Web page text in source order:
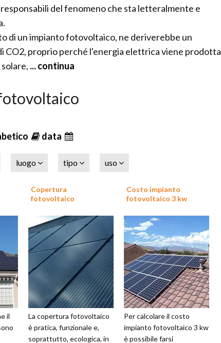
del fenomeno che sta letteralmente e
di un impianto fotovoltaico, ne deriverebbe un
CO2, proprio perché l'energia elettrica viene prodotta
... continua
data
luogo tipo uso
il
Copertura
fotovoltaico
La copertura fotovoltaico
è pratica, funzionale e,
soprattutto, ecologica, in
Costo impianto
fotovoltaico 3 kw
Per calcolare il costo
impianto fotovoltaico 3 kw
è possibile farsi